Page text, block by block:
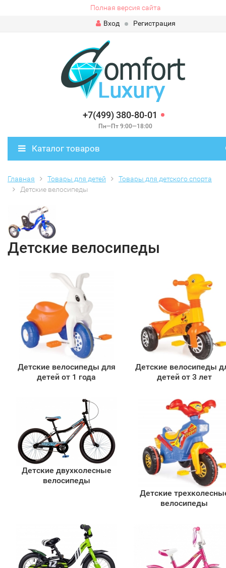
Полная версия сайта
Вход
Регистрация
+7(499) 380-80-01
Пн—Пт 9:00—18:00
Каталог товаров
Главная Товары для детей
Товары для детского спорта
Детские велосипеды
Детские велосипеды
Детские велосипеды для
детей от 1 года
Детские велосипеды
детей от 3 лет
Детские двухколесные
велосипеды
Детские
велосипеды